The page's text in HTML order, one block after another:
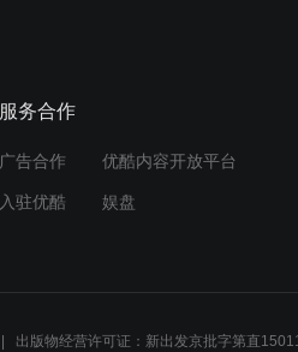
服务合作
广告合作 优酷内容开放平台
入驻优酷 娱盘
出版物经营许可证：新出发京批字第直